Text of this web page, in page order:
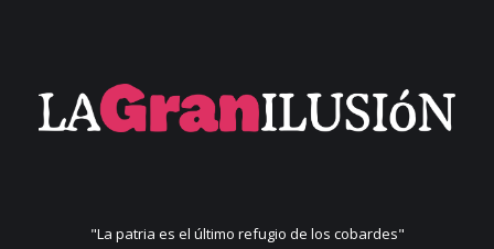
"La patria es el último refugio de los cobardes"